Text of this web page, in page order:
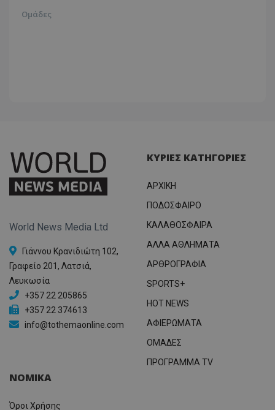
Ομάδες
World News Media Ltd
Γιάννου Κρανιδιώτη 102,
Γραφείο 201, Λατσιά,
Λευκωσία
+357 22 205865
+357 22 374613
info@tothemaonline.com
ΚΥΡΙΕΣ ΚΑΤΗΓΟΡΙΕΣ
ΑΡΧΙΚΗ
ΠΟΔΟΣΦΑΙΡΟ
ΚΑΛΑΘΟΣΦΑΙΡΑ
ΑΛΛΑ ΑΘΛΗΜΑΤΑ
ΑΡΘΡΟΓΡΑΦΙΑ
SPORTS+
HOT NEWS
ΑΦΙΕΡΩΜΑΤΑ
ΟΜΑΔΕΣ
ΠΡΟΓΡΑΜΜΑ TV
ΝΟΜΙΚΑ
Όροι Χρήσης